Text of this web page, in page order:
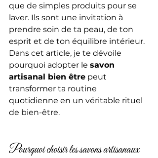
que de simples produits pour se
laver. Ils sont une invitation à
prendre soin de ta peau, de ton
esprit et de ton équilibre intérieur.
Dans cet article, je te dévoile
pourquoi adopter le savon
artisanal bien être peut
transformer ta routine
quotidienne en un véritable rituel
de bien-être.
Pourquoi choisir les savons artisanaux